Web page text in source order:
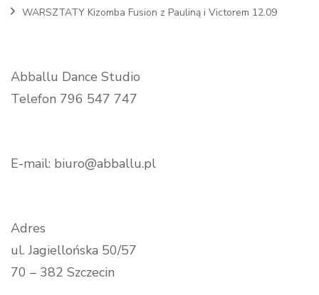
WARSZTATY Kizomba Fusion z Pauliną i Victorem 12.09
Abballu Dance Studio
Telefon 796 547 747
E-mail: biuro@abballu.pl
Adres
ul. Jagiellońska 50/57
70 – 382 Szczecin